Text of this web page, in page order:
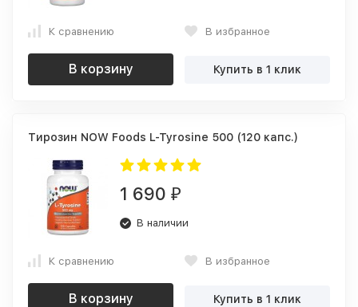
К сравнению В избранное
В корзину Купить в 1 клик
Тирозин NOW Foods L-Tyrosine 500 (120 капс.)
1 690 ₽
В наличии
К сравнению В избранное
В корзину Купить в 1 клик